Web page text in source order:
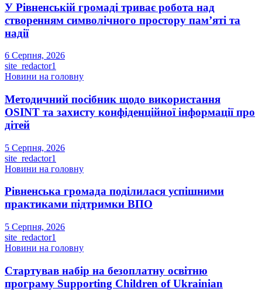
У Рівненській громаді триває робота над
створенням символічного простору пам’яті та
надії
6 Серпня, 2026
site_redactor1
Новини на головну
Методичний посібник щодо використання
OSINT та захисту конфіденційної інформації про
дітей
5 Серпня, 2026
site_redactor1
Новини на головну
Рівненська громада поділилася успішними
практиками підтримки ВПО
5 Серпня, 2026
site_redactor1
Новини на головну
Стартував набір на безоплатну освітню
програму Supporting Children of Ukrainian